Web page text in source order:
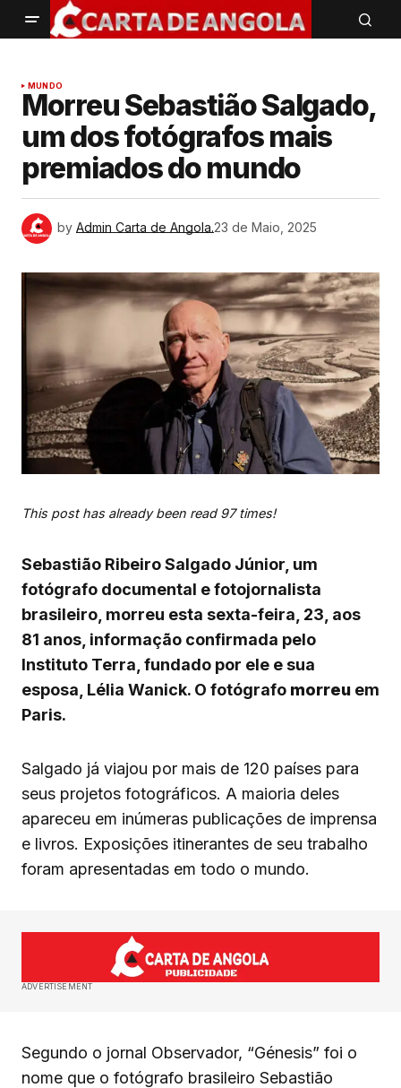
MUNDO
Morreu Sebastião Salgado,
um dos fotógrafos mais
premiados do mundo
by Admin Carta de Angola.23 de Maio, 2025
This post has already been read 97 times!
Sebastião Ribeiro Salgado Júnior, um
fotógrafo documental e fotojornalista
brasileiro, morreu esta sexta-feira, 23, aos
81 anos, informação confirmada pelo
Instituto Terra, fundado por ele e sua
esposa, Lélia Wanick. O fotógrafo morreu em
Paris.
Salgado já viajou por mais de 120 países para
seus projetos fotográficos. A maioria deles
apareceu em inúmeras publicações de imprensa
e livros. Exposições itinerantes de seu trabalho
foram apresentadas em todo o mundo.
ADVERTISEMENT
Segundo o jornal Observador, “Génesis” foi o
nome que o fotógrafo brasileiro Sebastião